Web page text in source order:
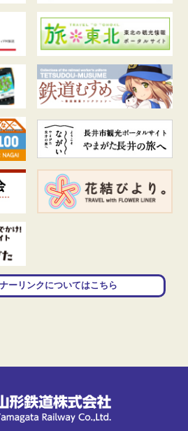
ーリンクについてはこちら